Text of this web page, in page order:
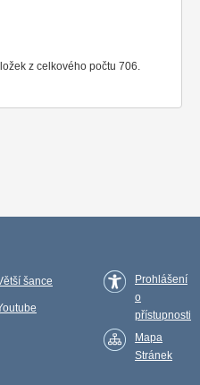
z celkového počtu 706.
šance
Prohlášení
o
přístupnosti
Mapa
Stránek